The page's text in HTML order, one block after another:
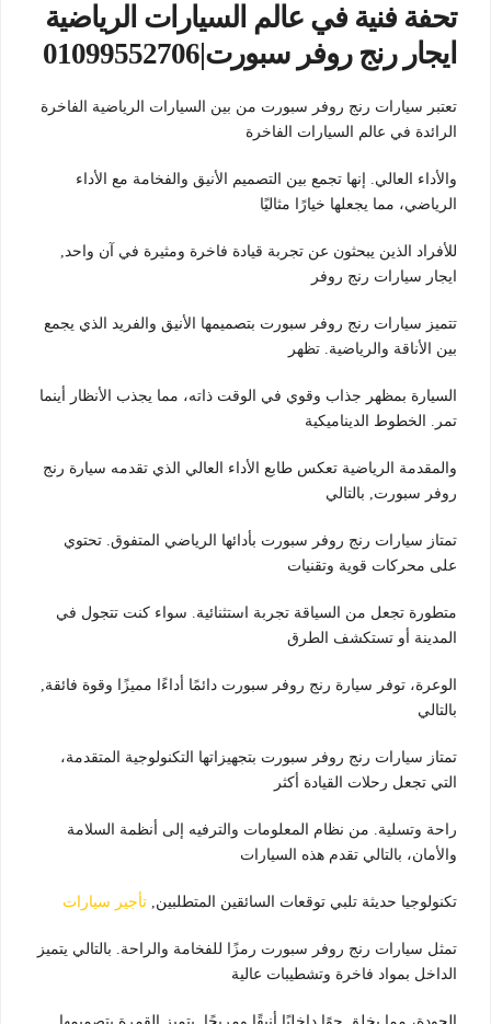
تحفة فنية في عالم السيارات الرياضية
ايجار رنج روفر سبورت|01099552706
تعتبر سيارات رنج روفر سبورت من بين السيارات الرياضية الفاخرة
الرائدة في عالم السيارات الفاخرة
والأداء العالي. إنها تجمع بين التصميم الأنيق والفخامة مع الأداء
الرياضي، مما يجعلها خيارًا مثاليًا
للأفراد الذين يبحثون عن تجربة قيادة فاخرة ومثيرة في آن واحد,
ايجار سيارات رنج روفر
تتميز سيارات رنج روفر سبورت بتصميمها الأنيق والفريد الذي يجمع
بين الأناقة والرياضية. تظهر
السيارة بمظهر جذاب وقوي في الوقت ذاته، مما يجذب الأنظار أينما
تمر. الخطوط الديناميكية
والمقدمة الرياضية تعكس طابع الأداء العالي الذي تقدمه سيارة رنج
روفر سبورت, بالتالي
تمتاز سيارات رنج روفر سبورت بأدائها الرياضي المتفوق. تحتوي
على محركات قوية وتقنيات
متطورة تجعل من السياقة تجربة استثنائية. سواء كنت تتجول في
المدينة أو تستكشف الطرق
الوعرة، توفر سيارة رنج روفر سبورت دائمًا أداءًا مميزًا وقوة فائقة,
بالتالي
تمتاز سيارات رنج روفر سبورت بتجهيزاتها التكنولوجية المتقدمة،
التي تجعل رحلات القيادة أكثر
راحة وتسلية. من نظام المعلومات والترفيه إلى أنظمة السلامة
والأمان، بالتالي تقدم هذه السيارات
تكنولوجيا حديثة تلبي توقعات السائقين المتطلبين, تأجير سيارات
تمثل سيارات رنج روفر سبورت رمزًا للفخامة والراحة. بالتالي يتميز
الداخل بمواد فاخرة وتشطيبات عالية